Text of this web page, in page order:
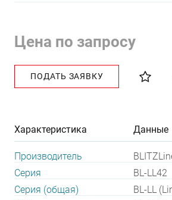
Цена по запросу
ПОДАТЬ ЗАЯВКУ
Характеристика Данные
Производитель
Серия
BL-LL42
Серия (общая)
BL-LL